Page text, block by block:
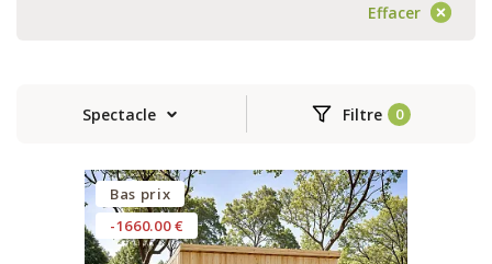
Effacer
Spectacle Filtre
Bas prix
-1660.00 €